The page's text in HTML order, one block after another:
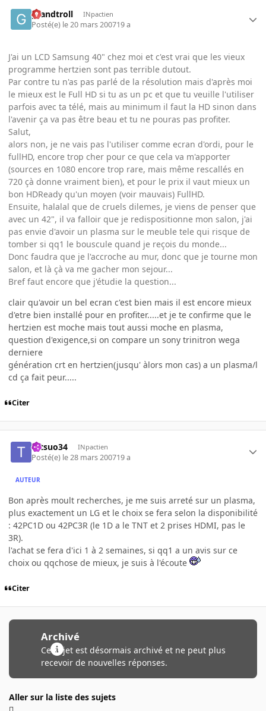
grandtroll INpactien
Posté(e) le 20 mars 200719 a
J'ai un LCD Samsung 40" chez moi et c'est vrai que les vieux
programme hertzien sont pas terrible dutout.
Par contre tu n'as pas parlé de la résolution mais d'après moi
le mieux est le Full HD si tu as un pc et que tu veuille l'utiliser
parfois avec ta télé, mais au minimum il faut la HD sinon dans
l'avenir ça va pas être beau et tu ne pouras pas profiter.
Salut,
alors non, je ne vais pas l'utiliser comme ecran d'ordi, pour le
fullHD, encore trop cher pour ce que cela va m'apporter
(sources en 1080 encore trop rare, mais même rescallés en
720 çà donne vraiment bien), et pour le prix il vaut mieux un
bon HDReady qu'un moyen (voir mauvais) FullHD.
Ensuite, halalal que de cruels dilemes, je viens de penser que
avec un 42", il va falloir que je redispositionne mon salon, j'ai
pas envie d'avoir un plasma sur le meuble tele qui risque de
tomber si qq1 le bouscule quand je reçois du monde...
Donc faudra que je l'accroche au mur, donc que je tourne mon
salon, et là çà va me gacher mon sejour...
Bref faut encore que j'étudie la question...
clair qu'avoir un bel ecran c'est bien mais il est encore mieux
d'etre bien installé pour en profiter.....et je te confirme que le
hertzien est moche mais tout aussi moche en plasma,
question d'exigence,si on compare un sony trinitron wega
derniere
génération crt en hertzien(jusqu' àlors mon cas) a un plasma/l
cd ça fait peur.....
Citer
tetsuo34 INpactien
Posté(e) le 28 mars 200719 a
AUTEUR
Bon après moult recherches, je me suis arreté sur un plasma,
plus exactement un LG et le choix se fera selon la disponibilité
: 42PC1D ou 42PC3R (le 1D a le TNT et 2 prises HDMI, pas le
3R).
l'achat se fera d'ici 1 à 2 semaines, si qq1 a un avis sur ce
choix ou qqchose de mieux, je suis à l'écoute
Citer
Archivé
Ce sujet est désormais archivé et ne peut plus
recevoir de nouvelles réponses.
Aller sur la liste des sujets